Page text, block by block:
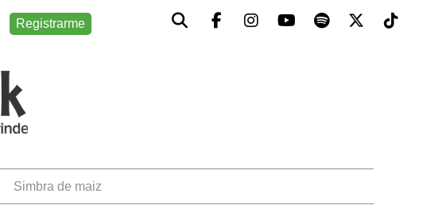
Registrarme
simbra de maiz